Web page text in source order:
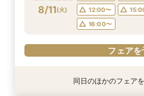
フェアを
フェアを
8/11(火)
12:00〜
16:00〜
フェアを
特典あり
特典あり
特典あり
特典あり
特典あり同日のほかのフェア